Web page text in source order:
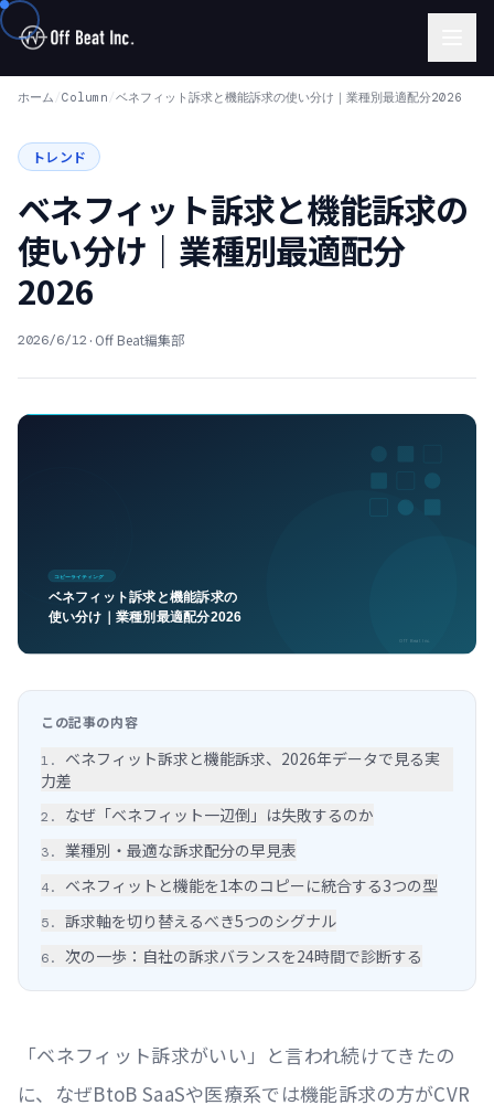
ホーム / Column / ベネフィット訴求と機能訴求の使い分け｜業種別最適配分2026
トレンド
ベネフィット訴求と機能訴求の
使い分け｜業種別最適配分
2026
2026/6/12 · Off Beat編集部
この記事の内容
1.
ベネフィット訴求と機能訴求、2026年データで見る実
力差
2 . なぜ「ベネフィット一辺倒」は失敗するのか
3. 業種別・最適な訴求配分の早見表
4. ベネフィットと機能を1本のコピーに統合する3つの型
5. 訴求軸を切り替えるべき5つのシグナル
6. 次の一歩：自社の訴求バランスを24時間で診断する
「ベネフィット訴求がいい」と言われ続けてきたの
に、なぜBtoB SaaSや医療系では機能訴求の方がCVR